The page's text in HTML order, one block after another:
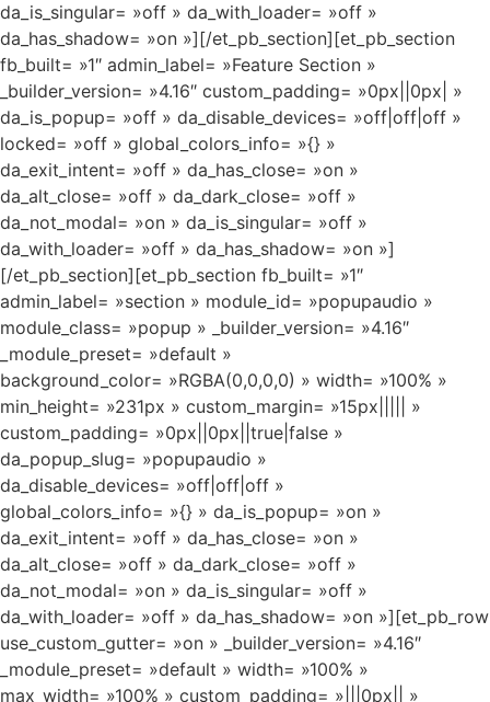
da_is_singular= »off » da_with_loader= »off »
da_has_shadow= »on »][/et_pb_section][et_pb_section
fb_built= »1″ admin_label= »Feature Section »
_builder_version= »4.16″ custom_padding= »0px||0px| »
da_is_popup= »off » da_disable_devices= »off|off|off »
locked= »off » global_colors_info= »{} »
da_exit_intent= »off » da_has_close= »on »
da_alt_close= »off » da_dark_close= »off »
da_not_modal= »on » da_is_singular= »off »
da_with_loader= »off » da_has_shadow= »on »]
[/et_pb_section][et_pb_section fb_built= »1″
admin_label= »section » module_id= »popupaudio »
module_class= »popup » _builder_version= »4.16″
_module_preset= »default »
background_color= »RGBA(0,0,0,0) » width= »100% »
min_height= »231px » custom_margin= »15px||||| »
custom_padding= »0px||0px||true|false »
da_popup_slug= »popupaudio »
da_disable_devices= »off|off|off »
global_colors_info= »{} » da_is_popup= »on »
da_exit_intent= »off » da_has_close= »on »
da_alt_close= »off » da_dark_close= »off »
da_not_modal= »on » da_is_singular= »off »
da_with_loader= »off » da_has_shadow= »on »][et_pb_row
use_custom_gutter= »on » _builder_version= »4.16″
_module_preset= »default » width= »100% »
max_width= »100% » custom_padding= »|||0px|| »